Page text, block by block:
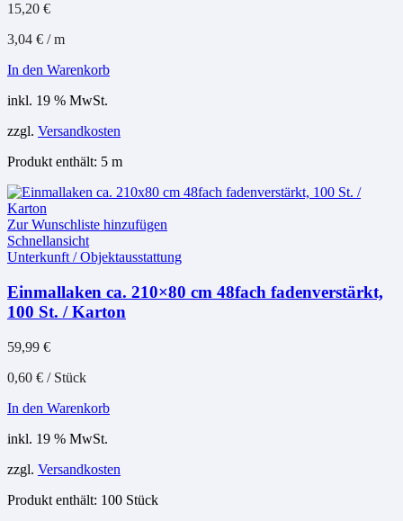
15,20 €
3,04 € /m
In den Warenkorb
inkl. 19 % MwSt.
zzgl. Versandkosten
Produkt enthält: 5 m
Zur Wunschliste hinzufügen
Schnellansicht
Unterkunft / Objektausstattung
Einmallaken ca. 210×80 cm 48fach fadenverstärkt,
100 St. / Karton
59,99 €
0,60 € / Stück
In den Warenkorb
inkl. 19 % MwSt.
zzgl. Versandkosten
Produkt enthält: 100 Stück